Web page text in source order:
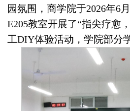
园氛围，商学院于2026年6
E205教室开展了“指尖疗愈
工DIY体验活动，学院部分